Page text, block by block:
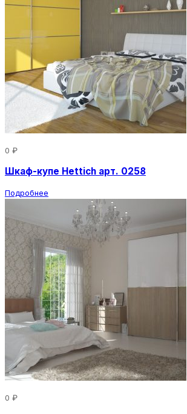
0 ₽
Шкаф-купе Hettich арт. 0258
Подробнее
0 ₽